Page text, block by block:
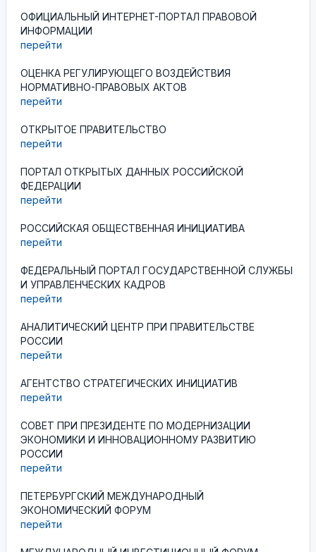
ОФИЦИАЛЬНЫЙ ИНТЕРНЕТ-ПОРТАЛ ПРАВОВОЙ
ИНФОРМАЦИИ
перейти
ОЦЕНКА РЕГУЛИРУЮЩЕГО ВОЗДЕЙСТВИЯ
НОРМАТИВНО-ПРАВОВЫХ АКТОВ
перейти
ОТКРЫТОЕ ПРАВИТЕЛЬСТВО
перейти
ПОРТАЛ ОТКРЫТЫХ ДАННЫХ РОССИЙСКОЙ
ФЕДЕРАЦИИ
перейти
РОССИЙСКАЯ ОБЩЕСТВЕННАЯ ИНИЦИАТИВА
перейти
ФЕДЕРАЛЬНЫЙ ПОРТАЛ ГОСУДАРСТВЕННОЙ СЛУЖБЫ
И УПРАВЛЕНЧЕСКИХ КАДРОВ
перейти
АНАЛИТИЧЕСКИЙ ЦЕНТР ПРИ ПРАВИТЕЛЬСТВЕ
РОССИИ
перейти
АГЕНТСТВО СТРАТЕГИЧЕСКИХ ИНИЦИАТИВ
перейти
СОВЕТ ПРИ ПРЕЗИДЕНТЕ ПО МОДЕРНИЗАЦИИ
ЭКОНОМИКИ И ИННОВАЦИОННОМУ РАЗВИТИЮ
РОССИИ
перейти
ПЕТЕРБУРГСКИЙ МЕЖДУНАРОДНЫЙ
ЭКОНОМИЧЕСКИЙ ФОРУМ
перейти